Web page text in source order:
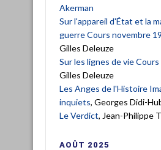
Akerman
Sur l'appareil d'État et la
guerre Cours novembre
Gilles Deleuze
Sur les lignes de vie
Gilles Deleuze
Les Anges de l'Histoire
inquiets, Georges Didi-
Le Verdict, Jean-Philippe
AOÛT 2025